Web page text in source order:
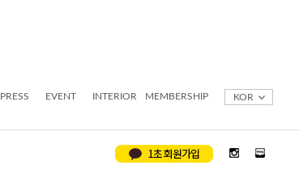
PRESS EVENT INTERIOR MEMBERSHIP KOR